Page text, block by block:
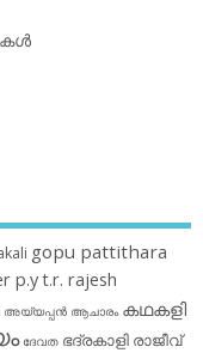
gopu pattithara
p.yt.r. rajesh
അയ്യപ്പന്‍ ആചാരം കഥകളി
ദേവത ഭദ്രകാളി രാജീവ്